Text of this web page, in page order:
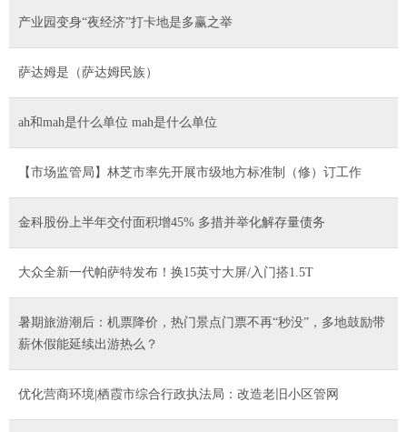
产业园变身“夜经济”打卡地是多赢之举
萨达姆是（萨达姆民族）
ah和mah是什么单位 mah是什么单位
【市场监管局】林芝市率先开展市级地方标准制（修）订工作
金科股份上半年交付面积增45% 多措并举化解存量债务
大众全新一代帕萨特发布！换15英寸大屏/入门搭1.5T
暑期旅游潮后：机票降价，热门景点门票不再“秒没”，多地鼓励带
薪休假能延续出游热么？
优化营商环境|栖霞市综合行政执法局：改造老旧小区管网